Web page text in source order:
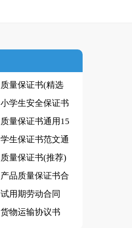
质量保证书(精选
15篇)
小学生安全保证书
质量保证书通用15
篇
学生保证书范文通
用3篇
质量保证书(推荐)
产品质量保证书合
集15篇
试用期劳动合同
（实用）
货物运输协议书